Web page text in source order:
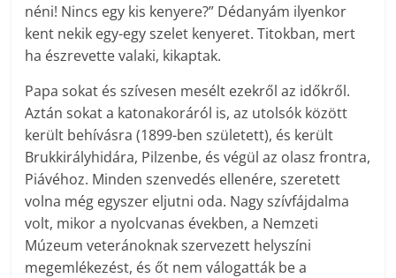
néni! Nincs egy kis kenyere?” Dédanyám ilyenkor
kent nekik egy-egy szelet kenyeret. Titokban, mert
ha észrevette valaki, kikaptak.
Papa sokat és szívesen mesélt ezekről az időkről.
Aztán sokat a katonakoráról is, az utolsók között
került behívásra (1899-ben született), és került
Brukkirályhidára, Pilzenbe, és végül az olasz frontra,
Piávé­hoz. Minden szenvedés ellenére, szeretett
volna még egyszer eljutni oda. Nagy szívfájdalma
volt, mikor a nyolcvanas években, a Nemzeti
Múzeum veteránoknak szervezett helyszíni
megemlékezést, és őt nem válogatták be a